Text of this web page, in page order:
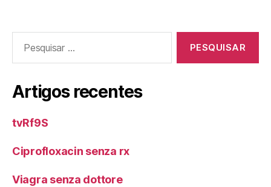
por:
Artigos recentes
tvRf9S
Ciprofloxacin senza rx
Viagra senza dottore